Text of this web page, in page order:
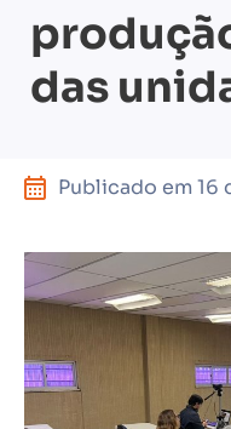
das
Publicado em 16